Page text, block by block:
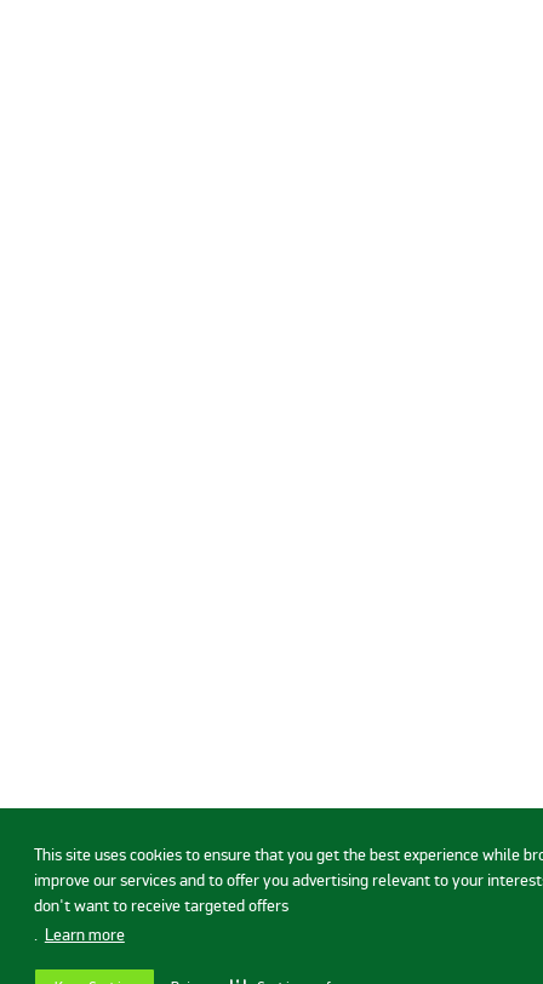
This site uses cookies to ensure that you get the best experience while
improve our services and to offer you advertising relevant to your
don't want to receive targeted offers
. Learn more